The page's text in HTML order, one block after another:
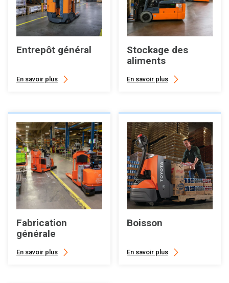
Entrepôt général
En savoir plus
Stockage des
aliments
En savoir plus
Fabrication
générale
En savoir plus
Boisson
En savoir plus